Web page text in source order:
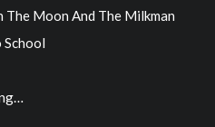
The Moon And The Milkman
School